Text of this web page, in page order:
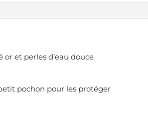
or et perles d’eau douce
pochon pour les protéger